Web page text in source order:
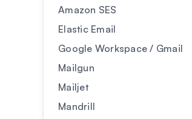
Amazon SES
Elastic Email
Google Workspace / Gmail
Mailgun
Mailjet
Mandrill